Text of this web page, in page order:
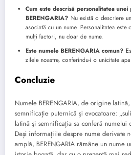
Cum este descrisă personalitatea
BERENGARIA? Nu există o descriere
asociată cu un nume. Personalitatea este
mulți factori, nu doar de nume.
Este numele BERENGARIA comun?
zilele noastre, conferindu-i o unicitate
Concluzie
Numele BERENGARIA, de origine
semnificație puternică și evocatoare:
latină și semnificația sa conferă numelui
Deși informațiile despre nume derivate
amplă, BERENGARIA rămâne un nume